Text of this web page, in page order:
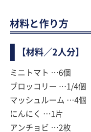
材料と作り方
【材料／2人分】
ミニトマト …6個
ブロッコリー …1/4個
マッシュルーム …4個
にんにく …1片
アンチョビ …2枚